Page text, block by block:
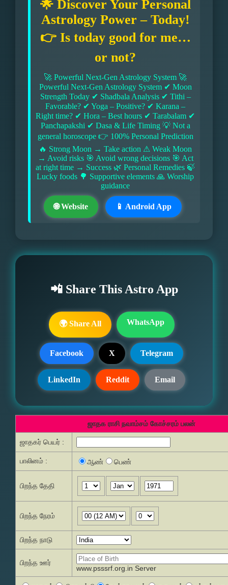
🌟 Discover Your Personal
Astrology Power – Today!
👉 Is today good for me…
or not?
🚀 Powerful Next-Gen Astrology System 🚀
Powerful Next-Gen Astrology System ✔ Moon
Strength Today ✔ Shadbala Analysis ✔ Tithi –
Favorable? ✔ Yoga – Positive? ✔ Karana –
Right time? ✔ Hora – Best hours ✔ Tarabalam ✔
Panchapakshi ✔ Dasa & Life Timing 💡 Not a
general horoscope 👉 100% Personal Prediction
🔥 Strong Moon → Take action ⚠ Weak Moon
→ Avoid risks 🎯 Avoid wrong decisions 🎯 Act
at right time → Success 🌿 Personal Remedies 🍃
Lucky foods 🌳 Supportive elements 🙏 Worship
guidance
🌐 Website 📱 Android App
📲 Share This Astro App
🌍 Share All WhatsApp
Facebook X Telegram
LinkedIn Reddit Email
ஜாதக ராசி நவாம்சம் கோச்சரம் பலன்
ஜாதகர் பெயர் :
பாலினம் : ஆண் பெண்
பிறந்த தேதி
பிறந்த நேரம்
பிறந்த நாடு
பிறந்த ஊர்
www.psssrf.org.in Server